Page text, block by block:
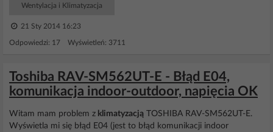
Wentylacja i Klimatyzacja
21 Sty 2014 16:23
Odpowiedzi: 17 Wyświetleń: 3711
Toshiba RAV-SM562UT-E - Błąd E04,
komunikacja indoor-outdoor, napięcia OK
Witam mam problem z klimatyzacją TOSHIBA RAV-SM562UT-E.
Wyświetla mi się błąd E04 (jest to błąd komunikacji indoor